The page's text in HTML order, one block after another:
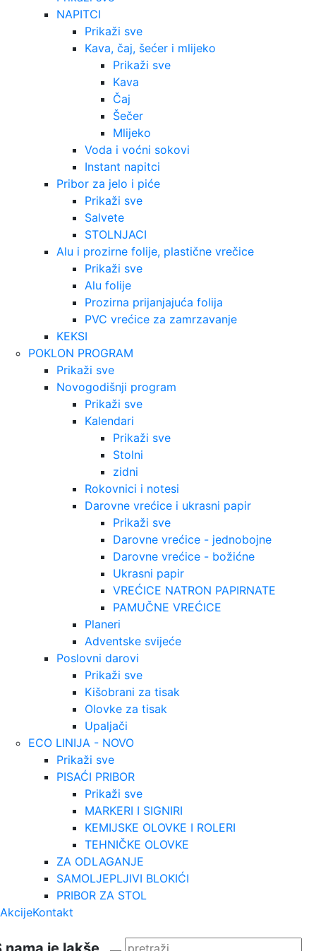
NAPITCI
Prikaži sve
Kava, čaj, šećer i mlijeko
Prikaži sve
Kava
Čaj
Šečer
Mlijeko
Voda i voćni sokovi
Instant napitci
Pribor za jelo i piće
Prikaži sve
Salvete
STOLNJACI
Alu i prozirne folije, plastične vrečice
Prikaži sve
Alu folije
Prozirna prijanjajuća folija
PVC vrećice za zamrzavanje
KEKSI
POKLON PROGRAM
Prikaži sve
Novogodišnji program
Prikaži sve
Kalendari
Prikaži sve
Stolni
zidni
Rokovnici i notesi
Darovne vrećice i ukrasni papir
Prikaži sve
Darovne vrećice - jednobojne
Darovne vrećice - božićne
Ukrasni papir
VREĆICE NATRON PAPIRNATE
PAMUČNE VREĆICE
Planeri
Adventske svijeće
Poslovni darovi
Prikaži sve
Kišobrani za tisak
Olovke za tisak
Upaljači
ECO LINIJA - NOVO
Prikaži sve
PISAĆI PRIBOR
Prikaži sve
MARKERI I SIGNIRI
KEMIJSKE OLOVKE I ROLERI
TEHNIČKE OLOVKE
ZA ODLAGANJE
SAMOLJEPLJIVI BLOKIĆI
PRIBOR ZA STOL
AkcijeKontakt